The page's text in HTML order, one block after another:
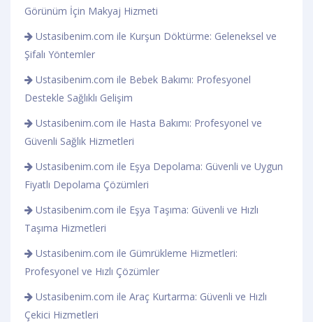
Görünüm İçin Makyaj Hizmeti
Ustasibenim.com ile Kurşun Döktürme: Geleneksel ve
Şifalı Yöntemler
Ustasibenim.com ile Bebek Bakımı: Profesyonel
Destekle Sağlıklı Gelişim
Ustasibenim.com ile Hasta Bakımı: Profesyonel ve
Güvenli Sağlık Hizmetleri
Ustasibenim.com ile Eşya Depolama: Güvenli ve Uygun
Fiyatlı Depolama Çözümleri
Ustasibenim.com ile Eşya Taşıma: Güvenli ve Hızlı
Taşıma Hizmetleri
Ustasibenim.com ile Gümrükleme Hizmetleri:
Profesyonel ve Hızlı Çözümler
Ustasibenim.com ile Araç Kurtarma: Güvenli ve Hızlı
Çekici Hizmetleri